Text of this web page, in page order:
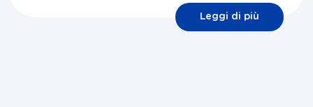
Leggi di più